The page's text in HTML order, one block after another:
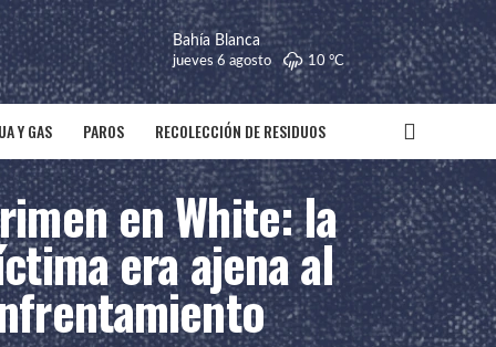
Bahía Blanca
jueves 6 agosto 10 °C
Y GAS PAROS RECOLECCIÓN DE RESIDUOS
en White: la
era ajena al